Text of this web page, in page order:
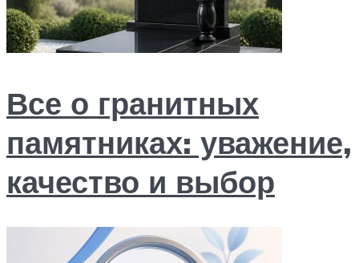
Все о гранитных
памятниках: уважение,
качество и выбор